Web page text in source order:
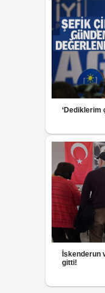
‘Dediklerim
İskenderun
gitti!